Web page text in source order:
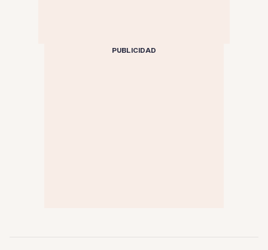
PUBLICIDAD